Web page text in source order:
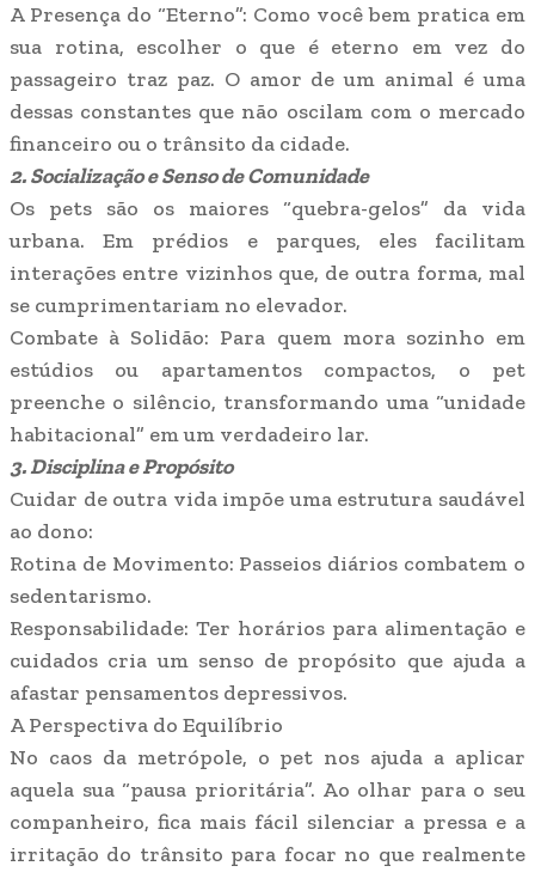
​A Presença do “Eterno”: Como você bem pratica em
sua rotina, escolher o que é eterno em vez do
passageiro traz paz. O amor de um animal é uma
dessas constantes que não oscilam com o mercado
financeiro ou o trânsito da cidade.
​2. Socialização e Senso de Comunidade
​Os pets são os maiores “quebra-gelos” da vida
urbana. Em prédios e parques, eles facilitam
interações entre vizinhos que, de outra forma, mal
se cumprimentariam no elevador.
​Combate à Solidão: Para quem mora sozinho em
estúdios ou apartamentos compactos, o pet
preenche o silêncio, transformando uma “unidade
habitacional” em um verdadeiro lar.
​3. Disciplina e Propósito
​Cuidar de outra vida impõe uma estrutura saudável
ao dono:
​Rotina de Movimento: Passeios diários combatem o
sedentarismo.
​Responsabilidade: Ter horários para alimentação e
cuidados cria um senso de propósito que ajuda a
afastar pensamentos depressivos.
​A Perspectiva do Equilíbrio
No caos da metrópole, o pet nos ajuda a aplicar
aquela sua “pausa prioritária”. Ao olhar para o seu
companheiro, fica mais fácil silenciar a pressa e a
irritação do trânsito para focar no que realmente